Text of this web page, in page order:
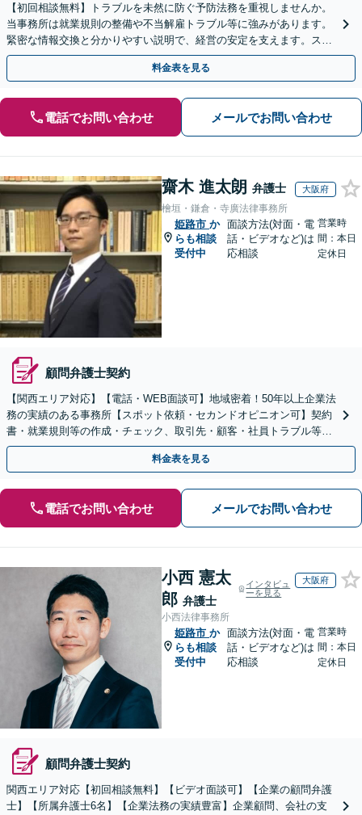
【初回相談無料】トラブルを未然に防ぐ予防法務を重視しませんか。
当事務所は就業規則の整備や不当解雇トラブル等に強みがあります。
緊密な情報交換と分かりやすい説明で、経営の安定を支えます。スポ
ット相談も歓迎！まずは貴社のお悩みをお聞かせください。
料金表を見る
電話でお問い合わせ メールでお問い合わせ
齋木 進太朗 弁護士 大阪府
檜垣・鎌倉・寺廣法律事務所
姫路市 か
らも相談
受付中
面談方法(対面・電
話・ビデオなど)は
応相談
営業時
間：本日
定休日
顧問弁護士契約
【関西エリア対応】【電話・WEB面談可】地域密着！50年以上企業法
務の実績のある事務所【スポット依頼・セカンドオピニオン可】契約
書・就業規則等の作成・チェック、取引先・顧客・社員トラブル等、
お気軽にご相談ください【事前予約で休日・夜間対応】
料金表を見る
電話でお問い合わせ メールでお問い合わせ
小西 憲太
郎 弁護士
インタビュ
ーを見る
大阪府
小西法律事務所
姫路市 か
らも相談
受付中
面談方法(対面・電
話・ビデオなど)は
応相談
営業時
間：本日
定休日
顧問弁護士契約
関西エリア対応【初回相談無料】【ビデオ面談可】【企業の顧問弁護
士】【所属弁護士6名】【企業法務の実績豊富】企業顧問、会社の支